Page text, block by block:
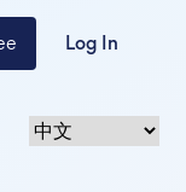
Log In